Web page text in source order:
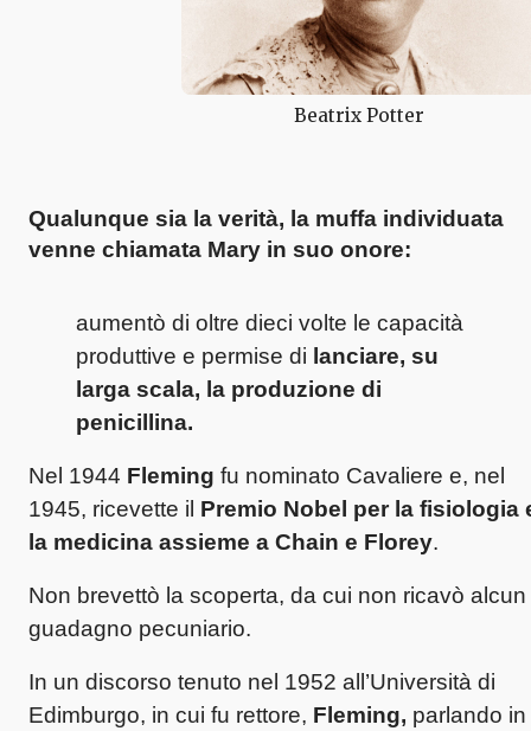
Beatrix Potter
Qualunque sia la verità, la muffa individuata
venne chiamata Mary in suo onore:
aumentò di oltre dieci volte le capacità
produttive e permise di lanciare, su
larga scala, la produzione di
penicillina.
Nel 1944 Fleming fu nominato Cavaliere e, nel
1945, ricevette il Premio Nobel per la fisiologia
la medicina assieme a Chain e Florey.
Non brevettò la scoperta, da cui non ricavò alcun
guadagno pecuniario.
In un discorso tenuto nel 1952 all’Università di
Edimburgo, in cui fu rettore, Fleming, parlando in